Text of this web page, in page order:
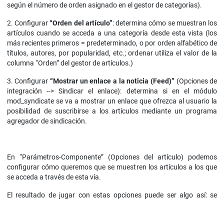
según el número de orden asignado en el gestor de categorías).
2. Configurar“Orden del artículo”: determina cómo se muestran los
artículos cuando se acceda a una categoría desde esta vista (los
más recientes primeros = predeterminado, o por orden alfabético de
títulos, autores, por popularidad, etc.; ordenar utiliza el valor de la
columna “Orden” del gestor de artículos.)
3. Configurar “Mostrar un enlace a la noticia (Feed)” (Opciones de
integración --> Sindicar el enlace): determina si en el módulo
mod_syndicate se va a mostrar un enlace que ofrezca al usuario la
posibilidad de suscribirse a los artículos mediante un programa
agregador de sindicación.
En “Parámetros-Componente” (Opciones del artículo) podemos
configurar cómo queremos que se muestren los artículos a los que
se acceda a través de esta vía.
El resultado de jugar con estas opciones puede ser algo así: se